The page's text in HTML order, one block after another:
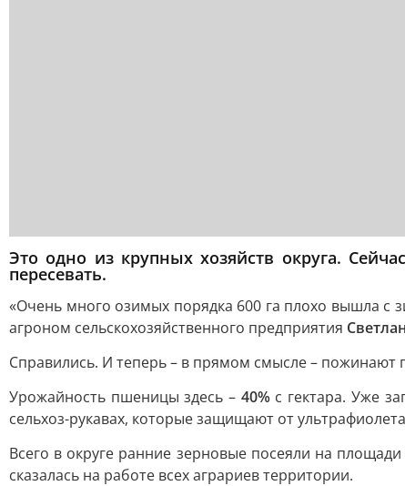
Это одно из крупных хозяйств округа.
пересевать.
«Очень много озимых порядка 600 га плохо вышла с
агроном сельскохозяйственного предприятия
Справились. И теперь – в прямом смысле – пожинают
Урожайность пшеницы здесь – 40%с гектара. Уже
сельхоз-рукавах, которые защищают от
Всего в округе ранние зерновые посеяли на
сказалась на работе всех аграриев территории.